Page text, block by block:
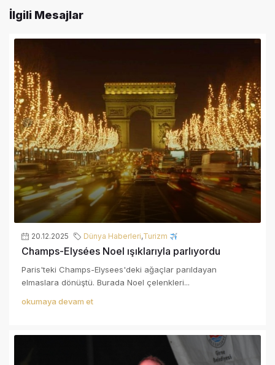
İlgili Mesajlar
20.12.2025 Dünya Haberleri,Turizm
Champs-Elysées Noel ışıklarıyla parlıyordu
Paris'teki Champs-Elysees'deki ağaçlar parıldayan
elmaslara dönüştü. Burada Noel çelenkleri...
okumaya devam et